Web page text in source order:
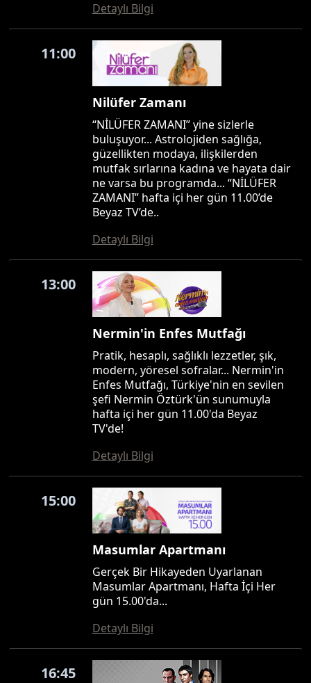
Detaylı Bilgi
11:00
Nilüfer Zamanı
“NİLÜFER ZAMANI” yine sizlerle
buluşuyor... Astrolojiden sağlığa,
güzellikten modaya, ilişkilerden
mutfak sırlarına kadına ve hayata dair
ne varsa bu programda... “NİLÜFER
ZAMANI” hafta içi her gün 11.00’de
Beyaz TV’de..
Detaylı Bilgi
13:00
Nermin'in Enfes Mutfağı
Pratik, hesaplı, sağlıklı lezzetler, şık,
modern, yöresel sofralar... Nermin'in
Enfes Mutfağı, Türkiye'nin en sevilen
şefi Nermin Öztürk'ün sunumuyla
hafta içi her gün 11.00'da Beyaz
TV'de!
Detaylı Bilgi
15:00
Masumlar Apartmanı
Gerçek Bir Hikayeden Uyarlanan
Masumlar Apartmanı, Hafta İçi Her
gün 15.00'da...
Detaylı Bilgi
16:45